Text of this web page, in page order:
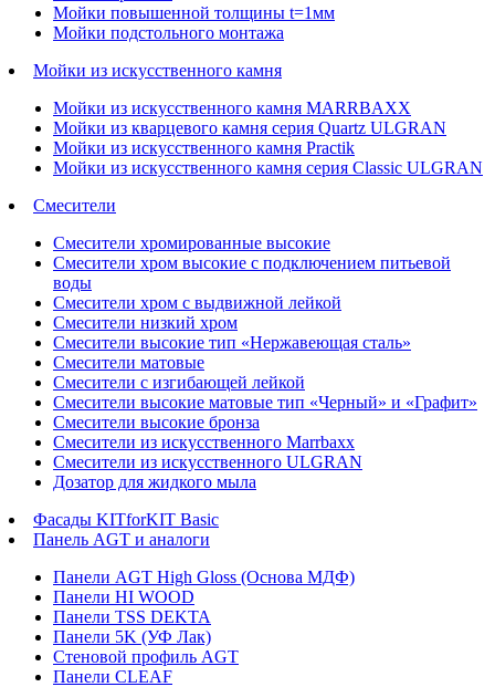
Мойки повышенной толщины t=1мм
Мойки подстольного монтажа
Мойки из искусственного камня
Мойки из искусственного камня MARRBAXX
Мойки из кварцевого камня серия Quartz ULGRAN
Мойки из искусственного камня Practik
Мойки из искусственного камня серия Classic ULGRAN
Смесители
Смесители хромированные высокие
Смесители хром высокие с подключением питьевой
воды
Смесители хром с выдвижной лейкой
Смесители низкий хром
Смесители высокие тип «Нержавеющая сталь»
Смесители матовые
Смесители с изгибающей лейкой
Смесители высокие матовые тип «Черный» и «Графит»
Смесители высокие бронза
Смесители из искусственного Marrbaxx
Смесители из искусственного ULGRAN
Дозатор для жидкого мыла
Фасады KITforKIT Basic
Панель AGT и аналоги
Панели AGT High Gloss (Основа МДФ)
Панели HI WOOD
Панели TSS DEKTA
Панели 5K (УФ Лак)
Стеновой профиль AGT
Панели CLEAF